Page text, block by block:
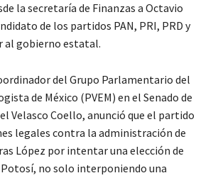
la secretaría de Finanzas a Octavio
de los partidos PAN, PRI, PRD y
al gobierno estatal.
del Grupo Parlamentario del
de México (PVEM) en el Senado de
Velasco Coello, anunció que el partido
legales contra la administración de
López por intentar una elección de
Potosí, no solo interponiendo una